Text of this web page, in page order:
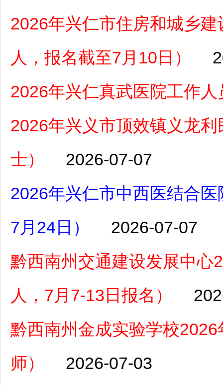
2026年兴仁市住房和城乡
人，报名截至7月10日）
2026年兴仁真武医院工作
2026年兴义市顶效镇义龙
士）
2026-07-07
2026年兴仁市中西医结合
7月24日）
2026-07-07
黔西南州交通建设发展中心
人，7月7-13日报名）
黔西南州金成实验学校
师）
2026-07-03